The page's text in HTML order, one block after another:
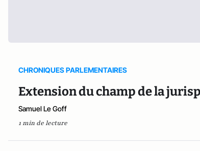
CHRONIQUES PARLEMENTAIRES
Extension du champ de la
Samuel Le Goff
1 min de lecture